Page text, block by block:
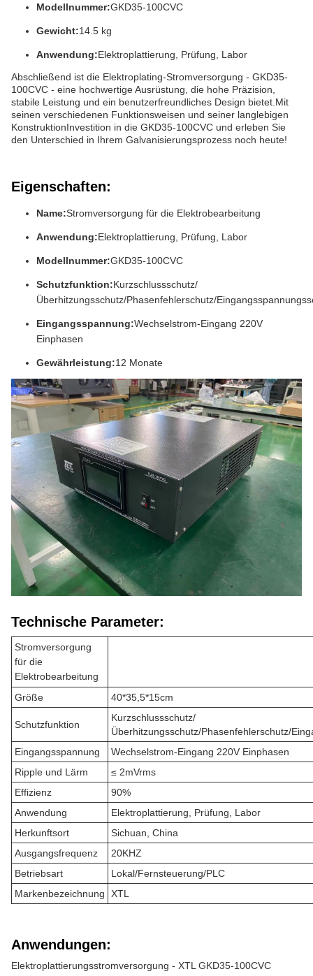
Modellnummer:GKD35-100CVC
Gewicht:14.5 kg
Anwendung:Elektroplattierung, Prüfung, Labor
Abschließend ist die Elektroplating-Stromversorgung - GKD35-
100CVC - eine hochwertige Ausrüstung, die hohe Präzision,
stabile Leistung und ein benutzerfreundliches Design bietet.Mit
seinen verschiedenen Funktionsweisen und seiner langlebigen
KonstruktionInvestition in die GKD35-100CVC und erleben Sie
den Unterschied in Ihrem Galvanisierungsprozess noch heute!
Eigenschaften:
Name:Stromversorgung für die Elektrobearbeitung
Anwendung:Elektroplattierung, Prüfung, Labor
Modellnummer:GKD35-100CVC
Schutzfunktion:Kurzschlussschutz/
Überhitzungsschutz/Phasenfehlerschutz/
Eingangsspannung:Wechselstrom-Eingang 220V
Einphasen
Gewährleistung:12 Monate
Technische Parameter:
Stromversorgung
für die
Elektrobearbeitung
Größe
40*35,5*15cm
Schutzfunktion
Kurzschlussschutz/
Überhitzungsschutz/Phasenfehlerschutz/
Eingangsspannung
Wechselstrom-Eingang 220V Einphasen
Ripple und Lärm
≤ 2mVrms
Effizienz
90%
Anwendung
Elektroplattierung, Prüfung, Labor
Herkunftsort
Sichuan, China
Ausgangsfrequenz
20KHZ
Betriebsart
Lokal/Fernsteuerung/PLC
Markenbezeichnung
XTL
Anwendungen:
Elektroplattierungsstromversorgung - XTL GKD35-100CVC